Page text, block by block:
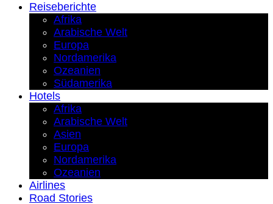
Reiseberichte
Afrika
Arabische Welt
Europa
Nordamerika
Ozeanien
Südamerika
Hotels
Afrika
Arabische Welt
Asien
Europa
Nordamerika
Ozeanien
Airlines
Road Stories